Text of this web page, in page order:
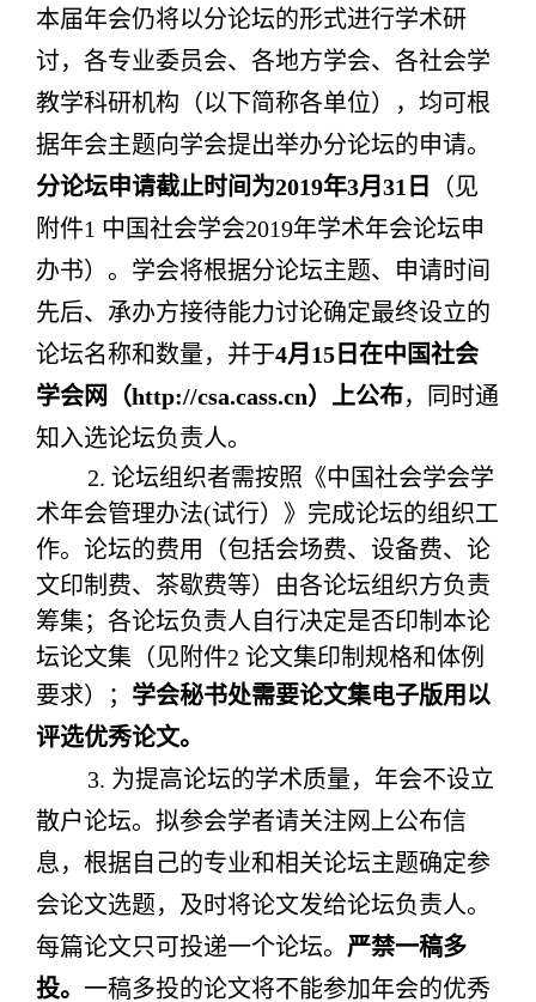
本届年会仍将以分论坛的形式进行学术研
讨，各专业委员会、各地方学会、各社会学
教学科研机构（以下简称各单位），均可根
据年会主题向学会提出举办分论坛的申请。
分论坛申请截止时间为2019年3月31日
（见
附件1 中国社会学会2019年学术年会论坛申
办书）。学会将根据分论坛主题、申请时间
先后、承办方接待能力讨论确定最终设立的
论坛名称和数量，并于4月15日在中国社会
学会网（http://csa.cass.cn）上公布，同时通
知入选论坛负责人。
2. 论坛组织者需按照《中国社会学会学
术年会管理办法(试行）》完成论坛的组织工
作。论坛的费用（包括会场费、设备费、论
文印制费、茶歇费等）由各论坛组织方负责
筹集；各论坛负责人自行决定是否印制本论
坛论文集（见附件2 论文集印制规格和体例
要求）； 学会秘书处需要论文集电子版用以
评选优秀论文。
3. 为提高论坛的学术质量，年会不设立
散户论坛。拟参会学者请关注网上公布信
息，根据自己的专业和相关论坛主题确定参
会论文选题，及时将论文发给论坛负责人。
每篇论文只可投递一个论坛。 严禁一稿多
投。 一稿多投的论文将不能参加年会的优秀